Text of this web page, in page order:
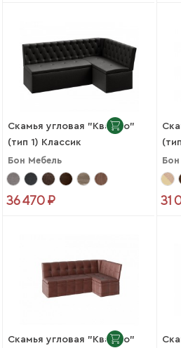
Скамья угловая "Квадро"
(тип 1) Классик
Бон Мебель
36 470 ₽ 31
Скамья угловая "Квадро"